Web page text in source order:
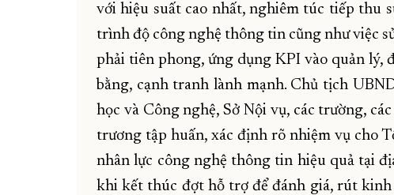
với hiệu suất cao nhất, nghiêm túc tiếp thu
trình độ công nghệ thông tin cũng như việc
phải tiên phong, ứng dụng KPI vào quản lý,
bằng, cạnh tranh lành mạnh. Chủ tịch
học và Công nghệ, Sở Nội vụ, các trường,
trương tập huấn, xác định rõ nhiệm vụ cho
nhân lực công nghệ thông tin hiệu quả tại
khi kết thúc đợt hỗ trợ để đánh giá, rút